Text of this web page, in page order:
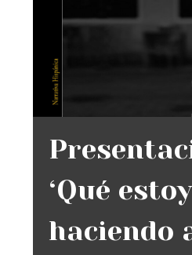
‘Qué estoy
haciendo